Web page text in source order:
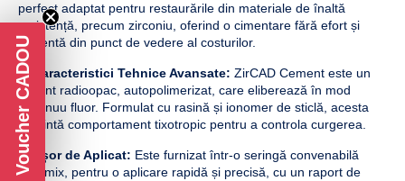
perfect adaptat pentru restaurările din materiale de înaltă
rezistență, precum zirconiu, oferind o cimentare fără efort și
eficientă din punct de vedere al costurilor.
Caracteristici Tehnice Avansate: ZirCAD Cement este un
ciment radioopac, autopolimerizat, care eliberează în mod
continuu fluor. Formulat cu rasină și ionomer de sticlă, acesta
prezintă comportament tixotropic pentru a controla curgerea.
Ușor de Aplicat: Este furnizat într-o seringă convenabilă
Automix, pentru o aplicare rapidă și precisă, cu un raport de
Voucher CADOU